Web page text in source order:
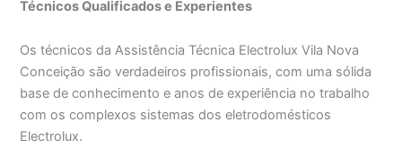
Técnicos Qualificados e Experientes
Os técnicos da Assistência Técnica Electrolux Vila Nova
Conceição são verdadeiros profissionais, com uma sólida
base de conhecimento e anos de experiência no trabalho
com os complexos sistemas dos eletrodomésticos
Electrolux.